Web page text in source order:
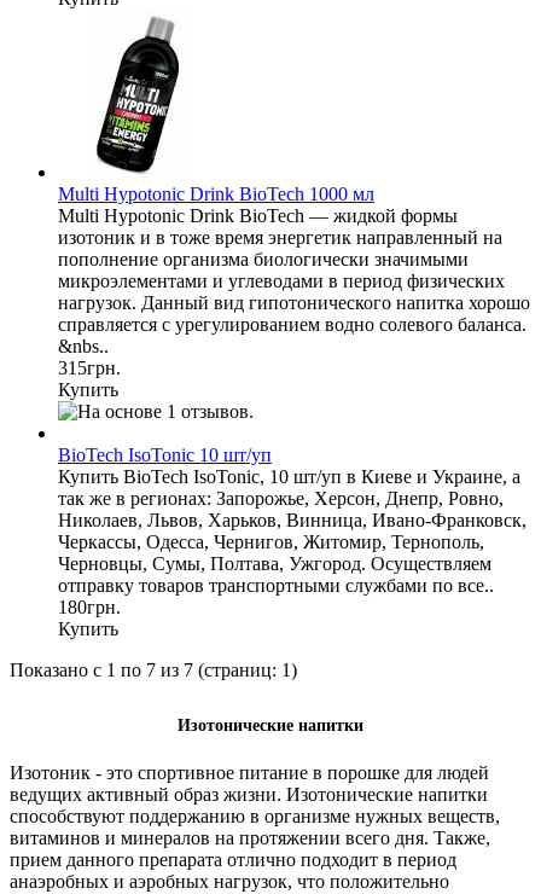
Multi Hypotonic Drink BioTech 1000 мл
Multi Hypotonic Drink BioTech — жидкой формы
изотоник и в тоже время энергетик направленный на
пополнение организма биологически значимыми
микроэлементами и углеводами в период физических
нагрузок. Данный вид гипотонического напитка хорошо
справляется с урегулированием водно солевого баланса.
&nbs..
315грн.
Купить
BioTech IsoTonic 10 шт/уп
Купить BioTech IsoTonic, 10 шт/уп в Киеве и Украине, а
так же в регионах: Запорожье, Херсон, Днепр, Ровно,
Николаев, Львов, Харьков, Винница, Ивано-Франковск,
Черкассы, Одесса, Чернигов, Житомир, Тернополь,
Черновцы, Сумы, Полтава, Ужгород. Осуществляем
отправку товаров транспортными службами по все..
180грн.
Купить
Показано с 1 по 7 из 7 (страниц: 1)
Изотонические напитки
Изотоник - это спортивное питание в порошке для людей
ведущих активный образ жизни. Изотонические напитки
способствуют поддержанию в организме нужных веществ,
витаминов и минералов на протяжении всего дня. Также,
прием данного препарата отлично подходит в период
анаэробных и аэробных нагрузок, что положительно